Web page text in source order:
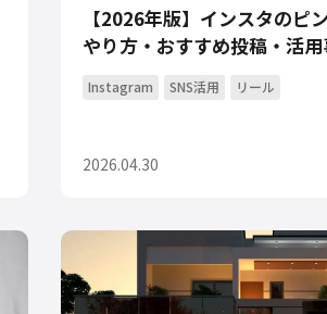
【2026年版】インスタのピ
やり方・おすすめ投稿・活
Instagram SNS活用 リール
2026.04.30